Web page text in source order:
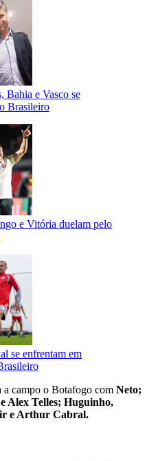
Bahia e Vasco se
Brasileiro
e Vitória duelam pelo
se enfrentam em
a campo o Botafogo com Neto;
Alex Telles; Huguinho,
e Arthur Cabral.